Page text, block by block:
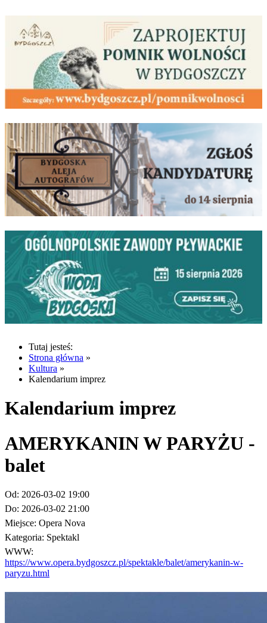
Tutaj jesteś:
Strona główna »
Kultura »
Kalendarium imprez
Kalendarium imprez
AMERYKANIN W PARYŻU -
balet
Od: 2026-03-02 19:00
Do: 2026-03-02 21:00
Miejsce: Opera Nova
Kategoria: Spektakl
WWW:
https://www.opera.bydgoszcz.pl/spektakle/balet/amerykanin-w-
paryzu.html